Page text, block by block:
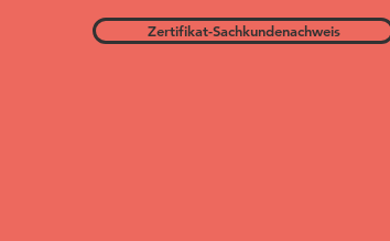
Zertifikat-Sachkundenachweis